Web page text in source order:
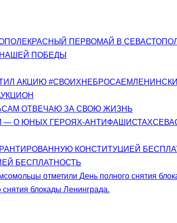
КРАСНЫЙ ПЕРВОМАЙ В
ПОБЕДЫ
САМ ОТВЕЧАЮ ЗА СВОЮ ЖИЗНЬ
БЕСПЛАТНОСТЬ
блокады Ленинграда.